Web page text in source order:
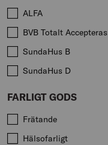
Värden att filtrera på
ALFA
BVB Totalt Accepteras
SundaHus B
SundaHus D
FARLIGT GODS
Värden att filtrera på
Frätande
Hälsofarligt